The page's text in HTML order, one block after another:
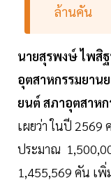
ล้านคัน
นายสุรพงษ์ ไพสิ
อุตสาหกรรมยาน
ยนต์ สภาอุตสาห
เผยว่า ในปี 2569
ประมาณ
1,455,569 คัน เ